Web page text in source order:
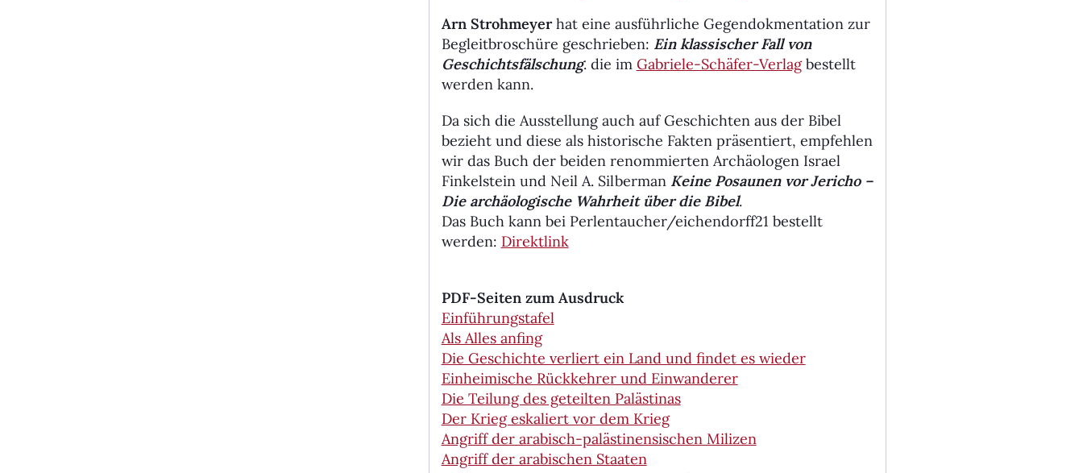
Arn Strohmeyerhat eine ausführliche Gegendokmentation zur
Begleitbroschüre geschrieben: Ein klassischer Fall von
Geschichts­fälschung. die im Gabriele-Schäfer-Verlagbestellt
werden kann.
Da sich die Ausstellung auch auf Geschichten aus der Bibel
bezieht und diese als historische Fakten präsentiert, empfehlen
wir das Buch der beiden renommierten Archäolo­gen Israel
Finkelstein und Neil A. Silberman Keine Posaunen vor Jericho –
Die archäologische Wahr­heit über die Bibel.
Das Buch kann bei Perlentaucher/eichendorff21 bestellt
werden: Direktlink
PDF-Seiten zum Ausdruck
Einführungstafel
Als Alles anfing
Die Geschichte verliert ein Land und findet es wieder
Einheimische Rückkehrer und Einwanderer
Die Teilung des geteilten Palästinas
Der Krieg eskaliert vor dem Krieg
Angriff der arabisch-palästinensischen Milizen
Angriff der arabischen Staaten